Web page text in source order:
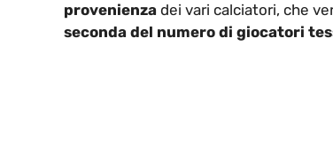
provenienza dei vari calciatori, che
seconda del numero di giocatori